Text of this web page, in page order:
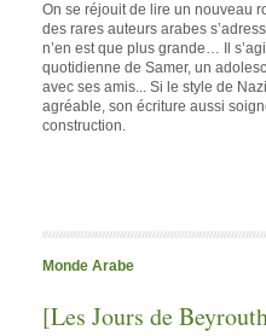
On se réjouit de lire un nouveau
des rares auteurs arabes
n’en est que plus grande… Il
quotidienne de Samer, un
avec ses amis... Si le style de
agréable, son écriture aussi
construction.
Monde Arabe
[Les Jours de